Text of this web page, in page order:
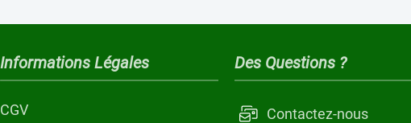
Informations Légales
CGV
Des Questions ?
Contactez-nous